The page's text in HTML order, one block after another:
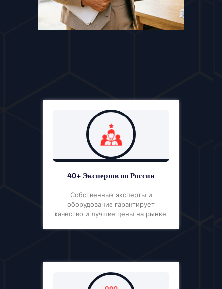
40+ Экспертов по России
Собственные эксперты и
оборудование гарантирует
качество и лучшие цены на рынке.